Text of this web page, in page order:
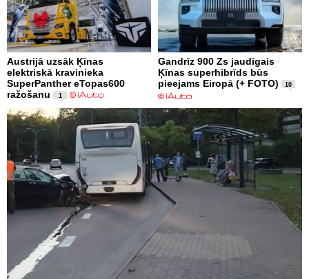
Austrijā uzsāk Ķīnas
elektriskā kravinieka
SuperPanther eTopas600
ražošanu
1
Gandrīz 900 Zs jaudīgais
Ķīnas superhibrīds būs
pieejams Eiropā (+ FOTO)
10